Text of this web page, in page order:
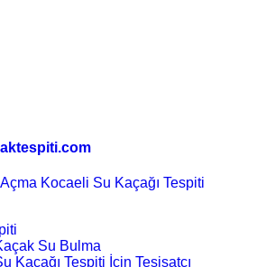
Su Bulma
Kaçağı Tespiti İçin Tesisatçı